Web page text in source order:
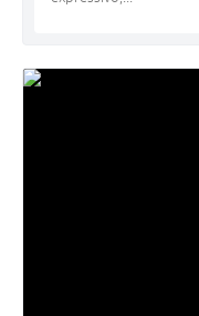
Audiências Públicas